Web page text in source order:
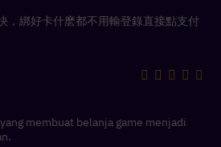
，綁好卡什麽都不用輸登錄直接點支付
membuat belanja game menjadi